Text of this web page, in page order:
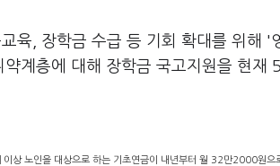
육, 장학금 수급 등 기회 확대를 위해
약계층에 대해 장학금 국고지원을 현
이상 노인을 대상으로 하는 기초연금이 내년부터 월 32만2000원으